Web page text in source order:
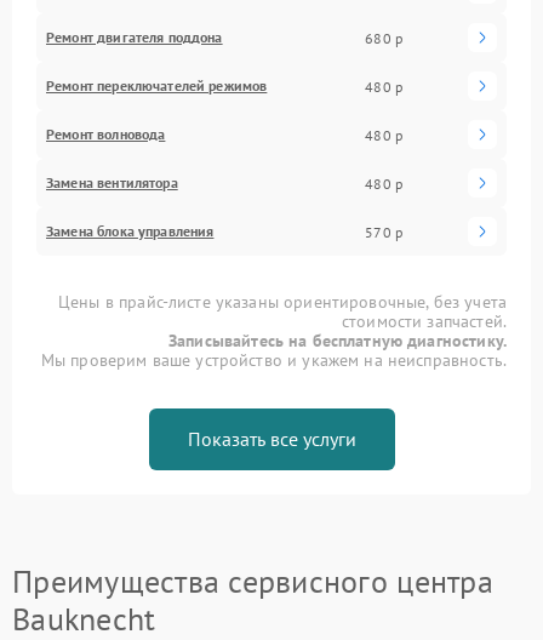
Ремонт двигателя поддона 680 р
Ремонт переключателей режимов 480 р
Ремонт волновода 480 р
Замена вентилятора 480 р
Замена блока управления 570 р
Цены в прайс-листе указаны ориентировочные, без учета
стоимости запчастей.
Записывайтесь на бесплатную диагностику.
Мы проверим ваше устройство и укажем на неисправность.
Показать все услуги
Преимущества сервисного центра
Bauknecht